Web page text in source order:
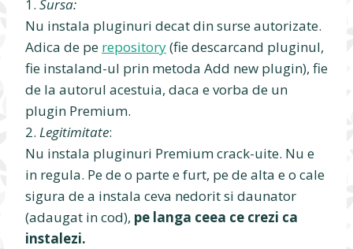
1. Sursa:
Nu instala pluginuri decat din surse autorizate.
Adica de pe repository(fie descarcand pluginul,
fie instaland-ul prin metoda Add new plugin), fie
de la autorul acestuia, daca e vorba de un
plugin Premium.
2. Legitimitate:
Nu instala pluginuri Premium crack-uite. Nu e
in regula. Pe de o parte e furt, pe de alta e o cale
sigura de a instala ceva nedorit si daunator
(adaugat in cod), pe langa ceea ce crezi ca
instalezi.